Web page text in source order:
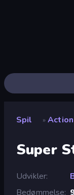
Spil » Action
Super
Udvikler
Bedømmelse